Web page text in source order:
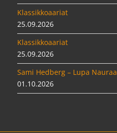
Klassikkoaariat
25.09.2026
Klassikkoaariat
25.09.2026
Sami Hedberg – Lupa Nauraa
01.10.2026